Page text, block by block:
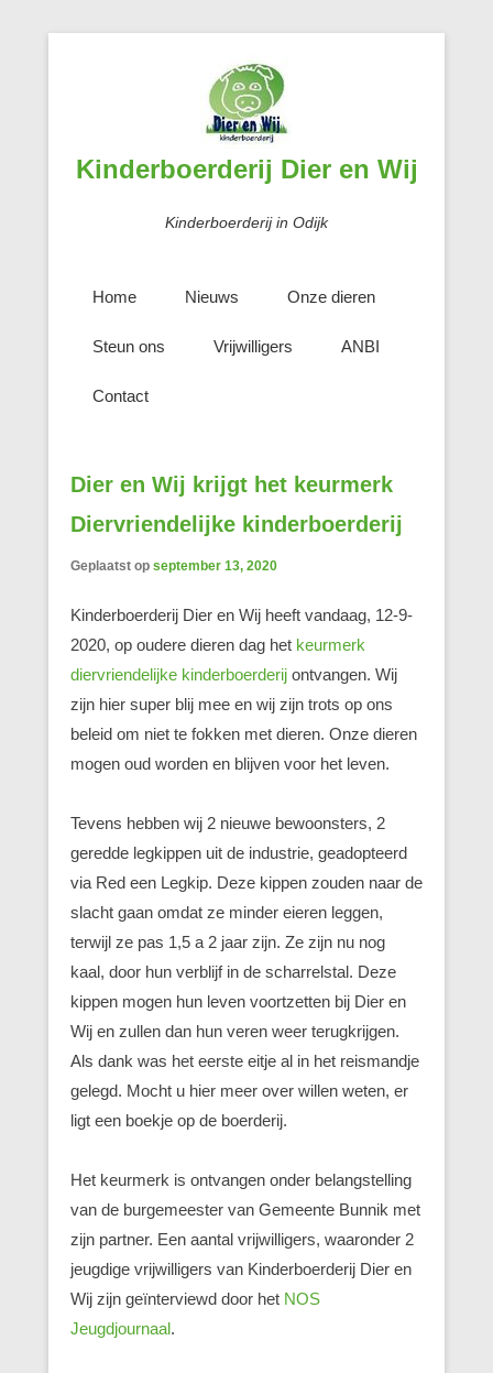
Kinderboerderij Dier en Wij
Kinderboerderij in Odijk
Home Nieuws Onze dieren
Steun ons Vrijwilligers ANBI
Contact
Dier en Wij krijgt het keurmerk
Diervriendelijke kinderboerderij
Geplaatst op september 13, 2020
Kinderboerderij Dier en Wij heeft vandaag, 12-9-
2020, op oudere dieren dag het keurmerk
diervriendelijke kinderboerderij ontvangen. Wij
zijn hier super blij mee en wij zijn trots op ons
beleid om niet te fokken met dieren. Onze dieren
mogen oud worden en blijven voor het leven.
Tevens hebben wij 2 nieuwe bewoonsters, 2
geredde legkippen uit de industrie, geadopteerd
via Red een Legkip. Deze kippen zouden naar de
slacht gaan omdat ze minder eieren leggen,
terwijl ze pas 1,5 a 2 jaar zijn. Ze zijn nu nog
kaal, door hun verblijf in de scharrelstal. Deze
kippen mogen hun leven voortzetten bij Dier en
Wij en zullen dan hun veren weer terugkrijgen.
Als dank was het eerste eitje al in het reismandje
gelegd. Mocht u hier meer over willen weten, er
ligt een boekje op de boerderij.
Het keurmerk is ontvangen onder belangstelling
van de burgemeester van Gemeente Bunnik met
zijn partner. Een aantal vrijwilligers, waaronder 2
jeugdige vrijwilligers van Kinderboerderij Dier en
Wij zijn geïnterviewd door het NOS
Jeugdjournaal.